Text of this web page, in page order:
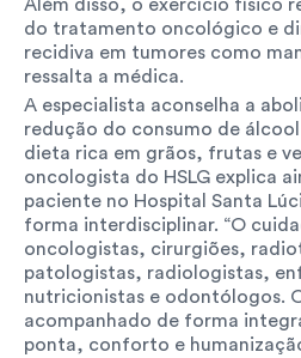
Além disso, o exercício físico
do tratamento oncológico e
recidiva em tumores como
ressalta a médica.
A especialista aconselha a
redução do consumo de
dieta rica em grãos, frutas e
oncologista do HSLG explica
paciente no Hospital Santa
forma interdisciplinar. “O
oncologistas, cirurgiões,
patologistas, radiologistas,
nutricionistas e odontólogos.
acompanhado de forma
ponta, conforto e